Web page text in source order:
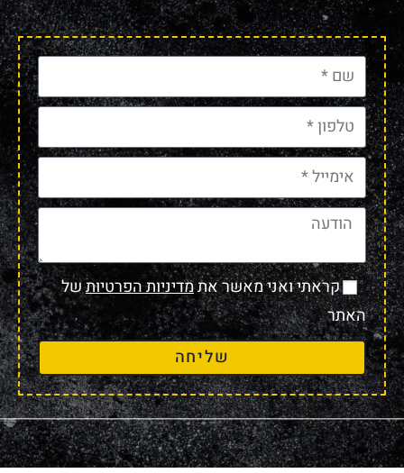
קראתי ואני מאשר אתמדיניות הפרטיותשל
האתר
שליחה